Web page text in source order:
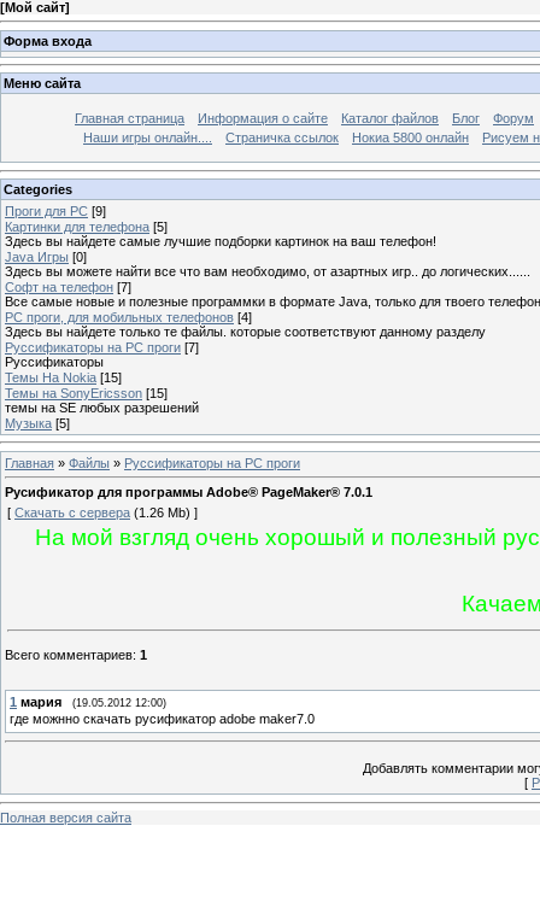
[Мой сайт]
Форма входа
Меню сайта
Главная страница Информация о сайте Каталог файлов Блог
Форум
Наши игры онлайн....
Страничка ссылок Нокиа 5800 онлайн Рисуем
Categories
Проги для PC [9]
Картинки для телефона [5]
Здесь вы найдете самые лучшие подборки картинок на ваш телефон!
Java Игры [0]
Здесь вы можете найти все что вам необходимо, от азартных игр.. до логических......
Софт на телефон [7]
Все самые новые и полезные программки в формате Java, только для твоего
PC проги, для мобильных телефонов [4]
Здесь вы найдете только те файлы. которые соответствуют данному разделу
Руссификаторы на PC проги [7]
Руссификаторы
Темы На Nokia [15]
Темы на SonyEricsson [15]
темы на SE любых разрешений
Музыка [5]
Главная » Файлы » Руссификаторы на PC проги
Русификатор для программы Adobe® PageMaker® 7.0.1
[ Скачать с сервера (1.26 Mb) ]
На мой взгляд очень хорошый и полезный
Всего комментариев: 1
1 мария (19.05.2012 12:00)
где можнно скачать русификатор adobe maker7.0
Добавлять комментарии
[
Полная версия сайта